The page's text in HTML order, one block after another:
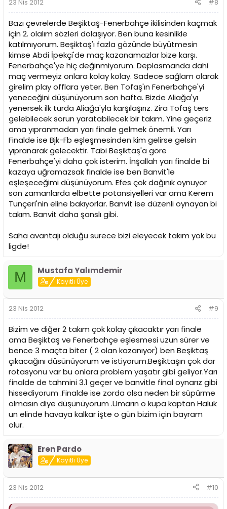
23 Nis 2012 #8
Bazı çevrelerde Beşiktaş-Fenerbahçe ikilisinden kaçmak
için 2. olalım sözleri dolaşıyor. Ben buna kesinlikle
katılmıyorum. Beşiktaş'ı fazla gözünde büyütmesin
kimse Abdi İpekçi'de maç kazanamazlar bize karşı.
Fenerbahçe'ye hiç değinmiyorum. Deplasmanda dahi
maç vermeyiz onlara kolay kolay. Sadece sağlam olarak
girelim play offlara yeter. Ben Tofaş'ın Fenerbahçe'yi
yeneceğini düşünüyorum son hafta. Bizde Aliağa'yı
yenersek ilk turda Aliağa'yla karşılaşırız. Zira Tofaş ters
gelebilecek sorun yaratabilecek bir takım. Yine geçeriz
ama yıpranmadan yarı finale gelmek önemli. Yarı
Finalde ise Bjk-Fb eşleşmesinden kim gelirse gelsin
yıpranarak gelecektir. Tabi Beşiktaş'a göre
Fenerbahçe'yi daha çok isterim. İnşallah yarı finalde bi
kazaya uğramazsak finalde ise ben Banvit'le
eşleşeceğimi düşünüyorum. Efes çok dağınık oynuyor
son zamanlarda elbette potansiyelleri var ama Kerem
Tunçeri'nin eline bakıyorlar. Banvit ise düzenli oynayan bi
takım. Banvit daha şanslı gibi.
Saha avantajı olduğu sürece bizi eleyecek takım yok bu
ligde!
M Mustafa Yalımdemir
Kayıtlı Üye
23 Nis 2012 #9
Bizim ve diğer 2 takım çok kolay çıkacaktır yarı finale
ama Beşiktaş ve Fenerbahçe eşlesmesi uzun sürer ve
bence 3 maçta biter ( 2 olan kazanıyor) ben Beşiktaş
çıkacağını düsünüyorum ve istiyorum.Beşiktaşın çok dar
rotasyonu var bu onlara problem yaşatır gibi geliyor.Yarı
finalde de tahmini 3.1 geçer ve banvitle final oynarız gibi
hissediyorum .Finalde ise zorda olsa neden bir süpürme
olmasın diye düşünüyorum .Umarın o kupa kaptan Haluk
un elinde havaya kalkar işte o gün bizim için bayram
olur.
Eren Pardo
Kayıtlı Üye
23 Nis 2012 #10